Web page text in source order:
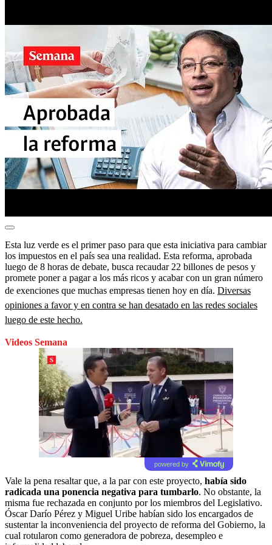
Esta luz verde es el primer paso para que esta iniciativa para cambiar
los impuestos en el país sea una realidad. Esta reforma, aprobada
luego de 8 horas de debate, busca recaudar 22 billones de pesos y
promete poner a pagar a los más ricos y acabar con un gran número
de exenciones que muchas empresas tienen hoy en día. Diversas
opiniones a favor y en contra se han desatado en las redes sociales
luego de este hecho.
Videos Semana
powered by
Vale la pena resaltar que, a la par con este proyecto, había sido
radicada una ponencia negativa para tumbarlo. No obstante, la
misma fue rechazada en conjunto por los miembros del Legislativo.
Óscar Darío Pérez y Miguel Uribe habían sido los encargados de
sustentar la inconveniencia del proyecto de reforma del Gobierno, la
cual rotularon como generadora de pobreza, desempleo e